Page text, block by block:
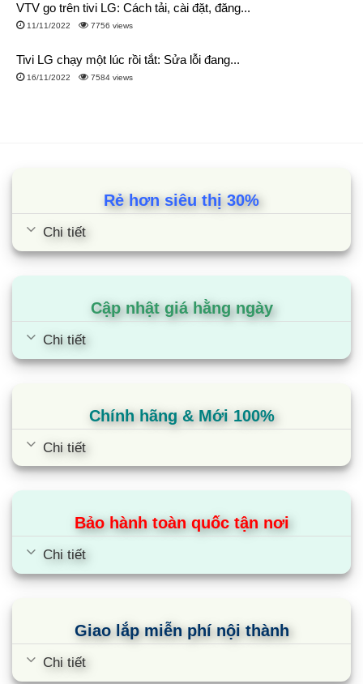
VTV go trên tivi LG: Cách tải, cài đặt, đăng...
11/11/2022 7756 views
Tivi LG chạy một lúc rồi tắt: Sửa lỗi đang...
16/11/2022 7584 views
Rẻ hơn siêu thị 30%
Chi tiết
Cập nhật giá hằng ngày
Chi tiết
Chính hãng & Mới 100%
Chi tiết
Bảo hành toàn quốc tận nơi
Chi tiết
Giao lắp miễn phí nội thành
Chi tiết